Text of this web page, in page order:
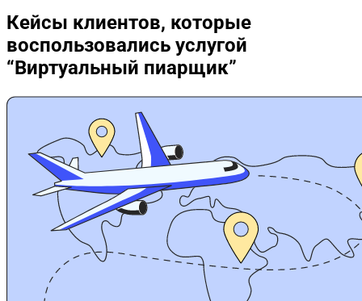
Кейсы клиентов, которые
воспользовались услугой
“Виртуальный пиарщик”